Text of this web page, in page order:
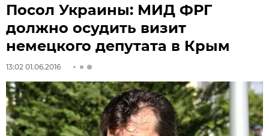
Посол Украины: МИД ФРГ
должно осудить визит
немецкого депутата в Крым
13:02 01.06.2016